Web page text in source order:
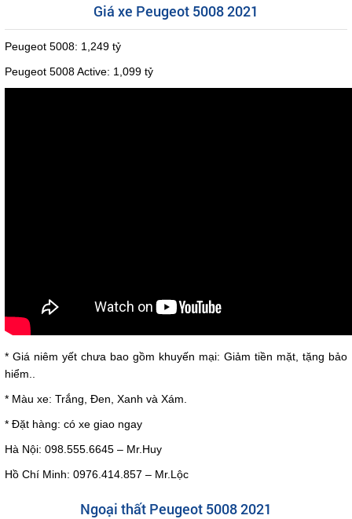
Giá xe Peugeot 5008 2021
Peugeot 5008: 1,249 tỷ
Peugeot 5008 Active: 1,099 tỷ
* Giá niêm yết chưa bao gồm khuyến mại: Giảm tiền mặt, tặng bảo
hiểm..
* Màu xe: Trắng, Đen, Xanh và Xám.
* Đặt hàng: có xe giao ngay
Hà Nội: 098.555.6645 – Mr.Huy
Hồ Chí Minh: 0976.414.857 – Mr.Lộc
Ngoại thất Peugeot 5008 2021